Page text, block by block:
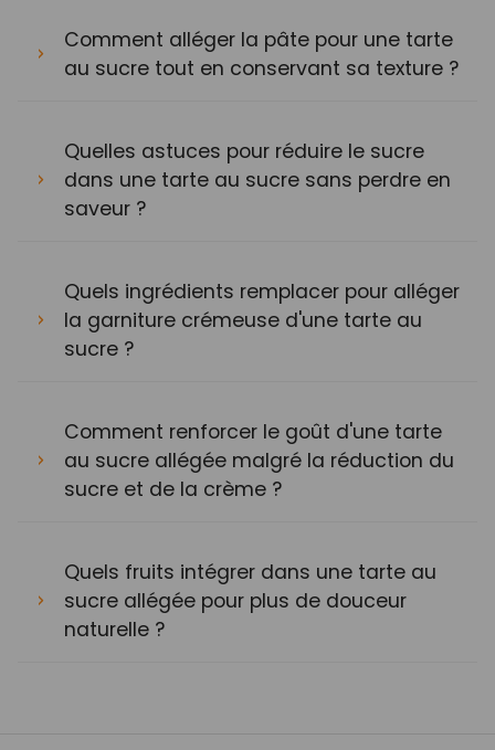
Comment alléger la pâte pour une tarte
au sucre tout en conservant sa texture ?
Quelles astuces pour réduire le sucre
dans une tarte au sucre sans perdre en
saveur ?
Quels ingrédients remplacer pour alléger
la garniture crémeuse d'une tarte au
sucre ?
Comment renforcer le goût d'une tarte
au sucre allégée malgré la réduction du
sucre et de la crème ?
Quels fruits intégrer dans une tarte au
sucre allégée pour plus de douceur
naturelle ?